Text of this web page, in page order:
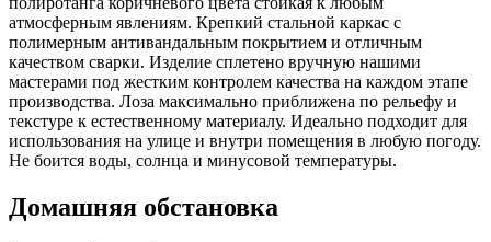
атмосферным явлениям. Крепкий стальной каркас с
полимерным антивандальным покрытием и отличным
качеством сварки. Изделие сплетено вручную нашими
мастерами под жестким контролем качества на каждом этапе
производства. Лоза максимально приближена по рельефу и
текстуре к естественному материалу. Идеально подходит для
использования на улице и внутри помещения в любую погоду.
Не боится воды, солнца и минусовой температуры.
Домашняя обстановка